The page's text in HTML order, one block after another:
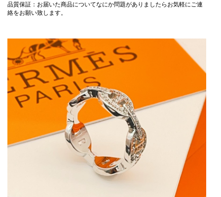
品質保証：お届いた商品についてなにか問題がありましたらお気軽にご連
絡をお願い致します。